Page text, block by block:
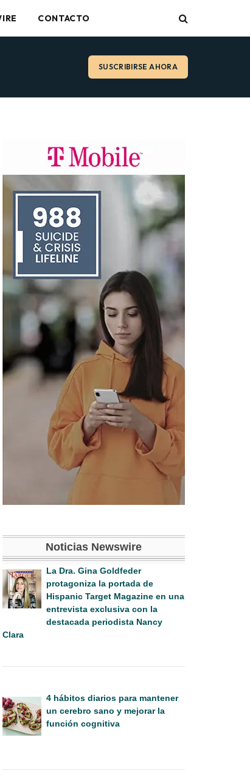
CONTACTO
SUSCRIBIRSE AHORA
Noticias Newswire
La Dra. Gina Goldfeder
protagoniza la portada de
Hispanic Target Magazine en una
entrevista exclusiva con la
destacada periodista Nancy
Clara
4 hábitos diarios para mantener
un cerebro sano y mejorar la
función cognitiva